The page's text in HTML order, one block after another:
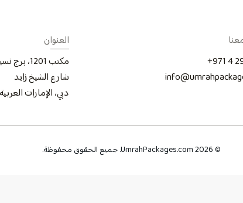
+971 4
العنوان
مكتب 1201، برج نسيمة
شارع الشيخ زايد
دبي، الإمارات
© 2026 UmrahPackages.com. جميع الحقوق محفوظة.